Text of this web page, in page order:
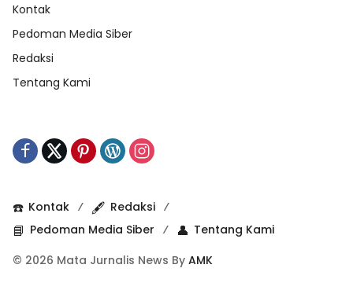
Kontak
Pedoman Media Siber
Redaksi
Tentang Kami
☎️ Kontak 🖋️ Redaksi
📘 Pedoman Media Siber 👤 Tentang Kami
© 2026 Mata Jurnalis News By AMK